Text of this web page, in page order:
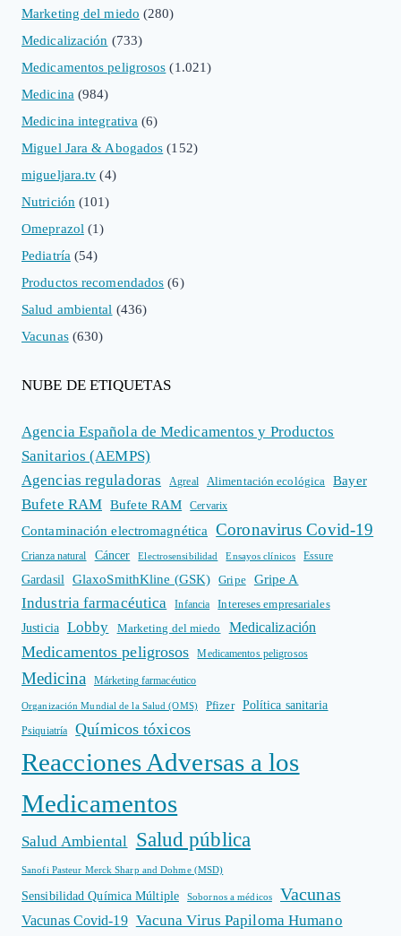
Marketing del miedo (280)
Medicalización (733)
Medicamentos peligrosos (1.021)
Medicina (984)
Medicina integrativa (6)
Miguel Jara & Abogados (152)
migueljara.tv (4)
Nutrición (101)
Omeprazol (1)
Pediatría (54)
Productos recomendados (6)
Salud ambiental (436)
Vacunas(630)
NUBE DE ETIQUETAS
Agencia Española de Medicamentos y Productos
Sanitarios (AEMPS)
Agencias reguladoras
Agreal Alimentación ecológica Bayer
Bufete RAM Bufete RAM Cervarix
Contaminación electromagnética Coronavirus Covid-19
Crianza natural Cáncer Electrosensibilidad Ensayos clínicos Essure
Gardasil GlaxoSmithKline (GSK) Gripe Gripe A
Industria farmacéutica Infancia
Intereses empresariales
Justicia
Lobby Marketing del miedo Medicalización
Medicamentos peligrosos Medicamentos peligrosos
Medicina Márketing farmacéutico
Organización Mundial de la Salud (OMS) Pfizer Política sanitaria
Psiquiatría Químicos tóxicos
Reacciones Adversas a los
Medicamentos
Salud Ambiental Salud pública
Sanofi Pasteur Merck Sharp and Dohme (MSD)
Sensibilidad Química Múltiple Sobornos a médicos Vacunas
Vacunas Covid-19 Vacuna Virus Papiloma Humano